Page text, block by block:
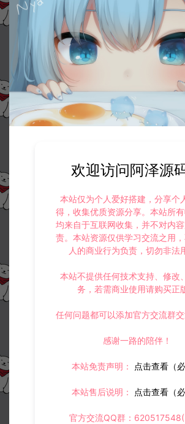
阿拉德通用PM2项目文件安装教
程
教程补丁
冷雨泽ღ 0
韩版DNF-
教程补丁
冷雨
爱如初见-开启内置GM模式教程
0
万灵山海
脚本
冷雨
客户端顶部
欢迎访问阿泽源
本站仅为个人爱好搭建，分享个
得，收集优质资源分享。本站所
均来自于互联网收集，并不对内
责。本站资源仅供学习交流之用
人的商业行为负责，切勿非法
本站不提供任何技术支持、修改
务，若需商业使用请购买正
任何问题都可以添加官方交流群交
感谢一路的陪伴！
本站免责声明： 点击查看（必
本站售后说明： 点击查看（必
官方交流QQ群：